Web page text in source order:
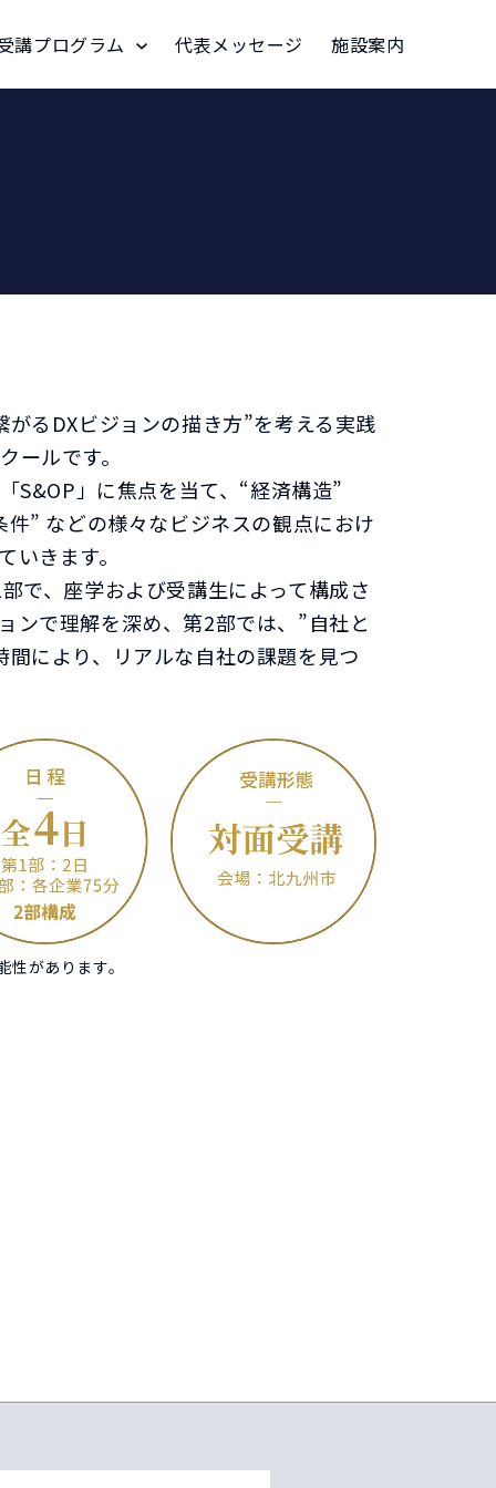
講プログラム 代表メッセージ 施設案内
るDXビジョンの描き方”を考える実践
ールです。
S&OP」に焦点を当て、“経済構造”
” などの様々なビジネスの観点におけ
いきます。
で、座学および受講生によって構成さ
ンで理解を深め、第2部では、”自社と
により、リアルな自社の課題を見つ
があります。